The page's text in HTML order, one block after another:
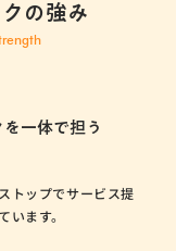
の強み
一体で担う
トップでサービス提
います。